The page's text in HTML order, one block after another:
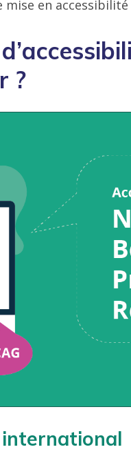
mise en accessibilité
?
international